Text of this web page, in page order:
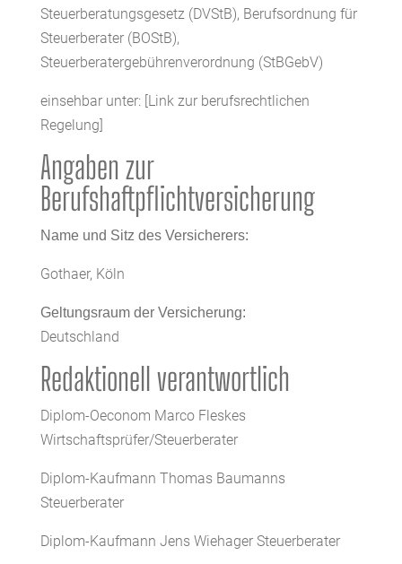
Steuerberatungsgesetz (DVStB), Berufsordnung für
Steuerberater (BOStB),
Steuerberatergebührenverordnung (StBGebV)
einsehbar unter: [Link zur berufsrechtlichen
Regelung]
Angaben zur
Berufshaftpflichtversicherung
Name und Sitz des Versicherers:
Gothaer, Köln
Geltungsraum der Versicherung:
Deutschland
Redaktionell verantwortlich
Diplom-Oeconom Marco Fleskes
Wirtschaftsprüfer/Steuerberater
Diplom-Kaufmann Thomas Baumanns
Steuerberater
Diplom-Kaufmann Jens Wiehager Steuerberater